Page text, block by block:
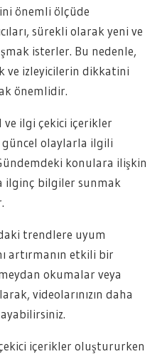
önemli ölçüde
sürekli olarak yeni ve
isterler. Bu nedenle,
ve izleyicilerin dikkatini
önemlidir.
ve ilgi çekici içerikler
olaylarla ilgili
konulara ilişkin
ilginç bilgiler sunmak
trendlere uyum
artırmanın etkili bir
okumalar veya
videolarınızın daha
içerikler oluştururken